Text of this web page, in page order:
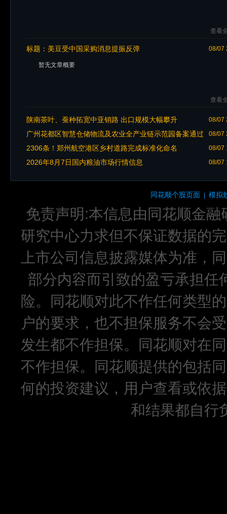
查看
08/07
标题： 美豆受中国采购消息提振反弹
暂无文章概要
查看
08/07
陕南茶叶、蚕种拓宽中亚销路 出口规模大幅攀升
08/07
广州花都区智慧仓储物流及农业全产业链示范园备案通过
总投资7.28亿元
08/07
2306条！郑州航空港区乡村道路完成标准化命名
08/07
2026年8月7日国内粮油市场行情信息
同花顺个股页面 模拟
免责声明:本信息由同花顺金
研究中心力求但不保证数据的
上市公司信息披露媒体为准，
部分内容而引致的盈亏承担任
险。同花顺对此不作任何类型
户的要求，也不担保服务不会
发生都不作担保。同花顺对在
不作担保。同花顺提供的包括
何的投资建议，用户查看或依
和结果都自行